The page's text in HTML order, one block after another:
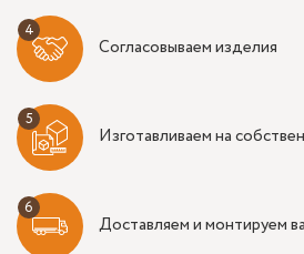
Согласовываем изделия
Изготавливаем на
Доставляем и монтируем